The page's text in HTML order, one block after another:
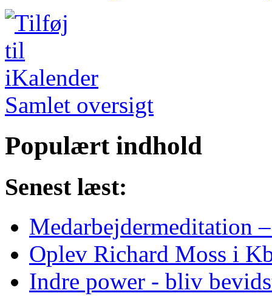
Samlet oversigt
Populært indhold
Senest læst:
Medarbejdermeditation
Oplev Richard Moss i
Indre power - bliv